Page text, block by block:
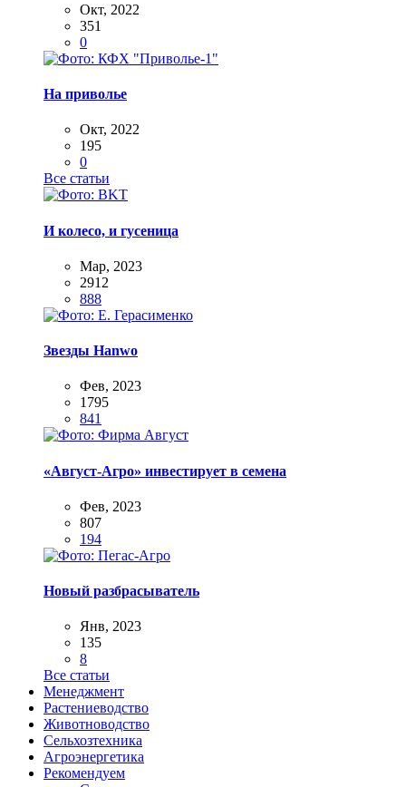
Окт, 2022
351
0
На приволье
Окт, 2022
195
0
Все статьи
И колесо, и гусеница
Мар, 2023
2912
888
Звезды Hanwo
Фев, 2023
1795
841
«Август-Агро» инвестирует в семена
Фев, 2023
807
194
Новый разбрасыватель
Янв, 2023
135
8
Все статьи
Менеджмент
Растениеводство
Животноводство
Сельхозтехника
Агроэнергетика
Рекомендуем